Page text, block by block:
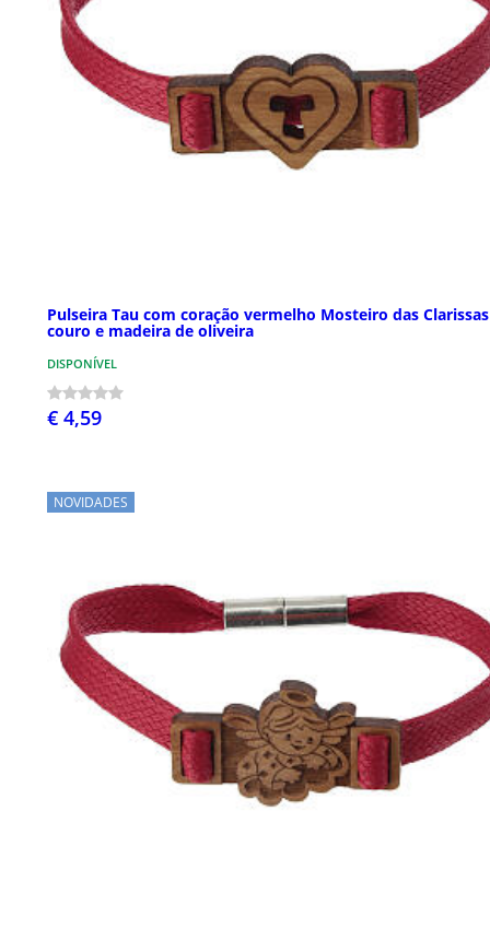
Pulseira Tau com coração vermelho Mosteiro das
couro e madeira de oliveira
DISPONÍVEL
€ 4,59
NOVIDADES